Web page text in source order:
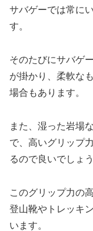
サバゲーでは常に
す。
そのたびにサバゲ
が掛かり、柔軟な
場合もあります。
また、湿った岩場
で、高いグリップ
るので良いでしょう
このグリップ力の
登山靴やトレッキ
います。